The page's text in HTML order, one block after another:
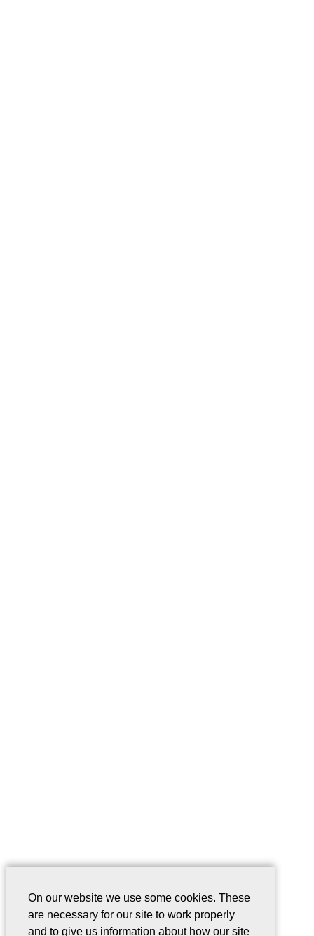
On our website we use some cookies. These
are necessary for our site to work properly
and to give us information about how our site